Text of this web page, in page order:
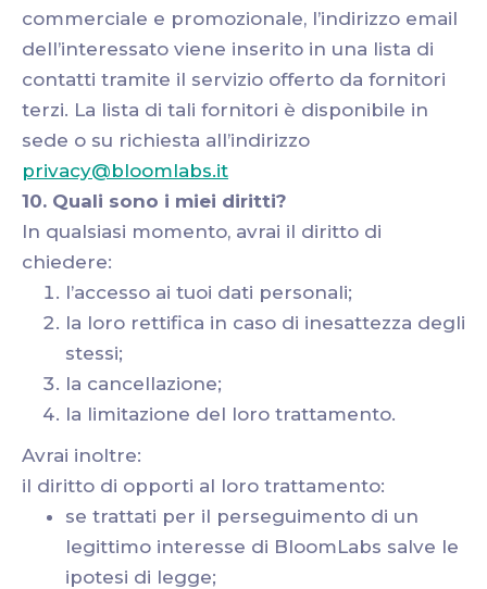
commerciale e promozionale, l’indirizzo email
dell’interessato viene inserito in una lista di
contatti tramite il servizio offerto da fornitori
terzi. La lista di tali fornitori è disponibile in
sede o su richiesta all’indirizzo
privacy@bloomlabs.it
10. Quali sono i miei diritti?
In qualsiasi momento, avrai il diritto di
chiedere:
l’accesso ai tuoi dati personali;
la loro rettifica in caso di inesattezza degli
stessi;
la cancellazione;
la limitazione del loro trattamento.
Avrai inoltre:
il diritto di opporti al loro trattamento:
se trattati per il perseguimento di un
legittimo interesse di BloomLabs salve le
ipotesi di legge;